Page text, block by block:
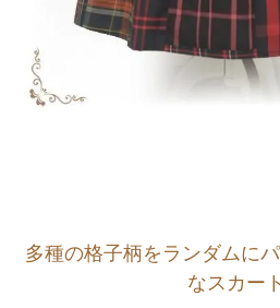
多種の格子柄をランダムに
なスカー